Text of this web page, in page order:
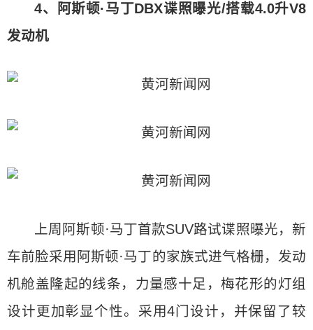
4、阿斯顿·马丁DBX谍照曝光/搭载4.0升V8
发动机
上周阿斯顿·马丁首款SUV路试谍照曝光，新
车前脸采用阿斯顿·马丁的家族式进气格栅，发动
机舱盖隆起的线条，力量感十足，梅花形的灯组
设计更加彰显个性。采用4门设计，并保留了较